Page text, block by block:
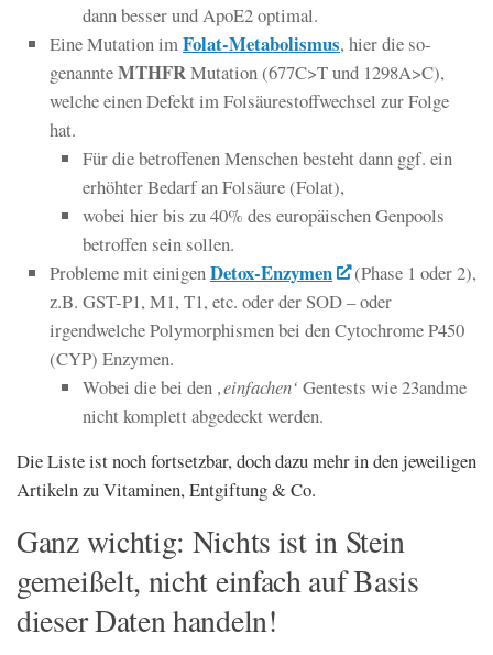
dann besser und ApoE2 optimal.
Eine Mutation im Folat-Metabolismus, hier die so-
genannteMTHFRMutation (677C>T und 1298A>C),
welche einen Defekt im Folsäurestoffwechsel zur Folge
hat.
Für die betroffenen Menschen besteht dann ggf. ein
erhöhter Bedarf an Folsäure (Folat),
wobei hier bis zu 40% des europäischen Genpools
betroffen sein sollen.
Probleme mit einigen Detox-Enzymen
(Phase 1 oder 2),
z.B. GST-P1, M1, T1, etc. oder der SOD – oder
irgendwelche Polymorphismen bei den Cytochrome P450
(CYP) Enzymen.
Wobei die bei den ‚einfachen‘ Gentests wie 23andme
nicht komplett abgedeckt werden.
Die Liste ist noch fortsetzbar, doch dazu mehr in den jeweiligen
Artikeln zu Vitaminen, Entgiftung & Co.
Ganz wichtig: Nichts ist in Stein
gemeißelt, nicht einfach auf Basis
dieser Daten handeln!